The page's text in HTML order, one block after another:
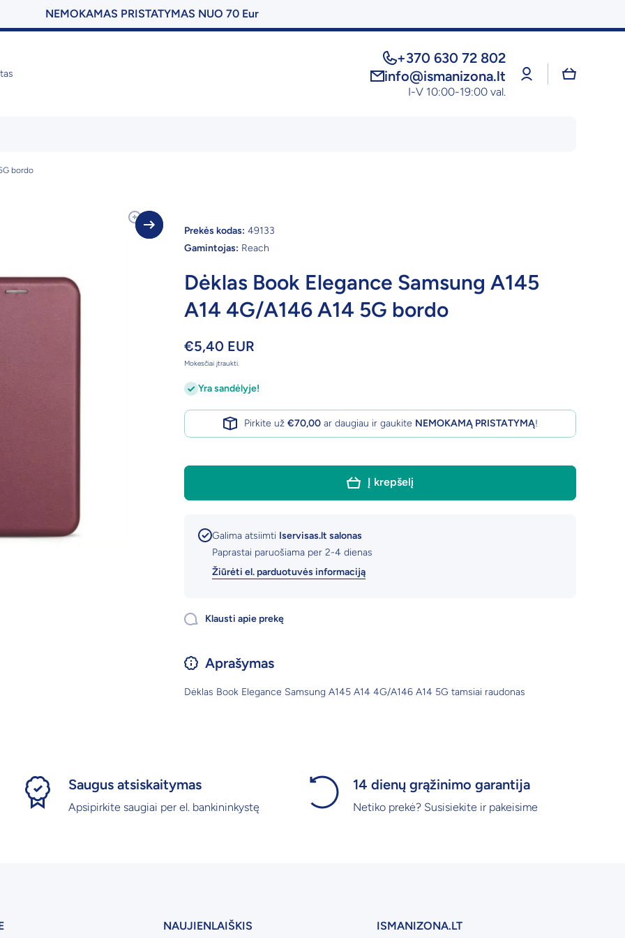
NEMOKAMAS PRISTATYMAS NUO 70 Eur
+370 630 72 802
info@ismanizona.lt
I-V 10:00-19:00 val.
PrisijungtiKrepšelis
bordo
Prekės kodas: 49133
Gamintojas: Reach
Dėklas Book Elegance Samsung A145
A14 4G/A146 A14 5G bordo
€5,40 EUR
Mokesčiai įtraukti.
Yra sandėlyje!
Pirkite už €70,00ar daugiau ir gaukite NEMOKAMĄ PRISTATYMĄ!
Į krepšelį
Galima atsiimti Iservisas.lt salonas
Paprastai paruošiama per 2-4 dienas
Žiūrėti el. parduotuvės informaciją
Klausti apie prekę
Aprašymas
Dėklas Book Elegance Samsung A145 A14 4G/A146 A14 5G tamsiai raudonas
Saugus atsiskaitymas
Apsipirkite saugiai per el. bankininkystę
14 dienų grąžinimo garantija
Netiko prekė? Susisiekite ir pakeisime
NAUJIENLAIŠKIS ISMANIZONA.LT